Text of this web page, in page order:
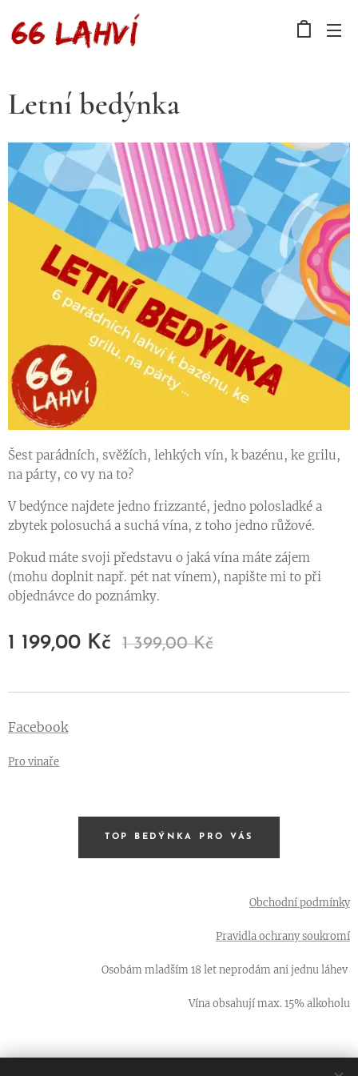
Letní bedýnka
Šest parádních, svěžích, lehkých vín, k bazénu, ke grilu,
na párty, co vy na to?
V bedýnce najdete jedno frizzanté, jedno polosladké a
zbytek polosuchá a suchá vína, z toho jedno růžové.
Pokud máte svoji představu o jaká vína máte zájem
(mohu doplnit např. pét nat vínem), napište mi to při
objednávce do poznámky.
1 199,00 Kč 1 399,00Kč
Facebook
Pro vinaře
TOP BEDÝNKA PRO VÁS
Obchodní podmínky
Pravidla ochrany soukromí
Osobám mladším 18 let neprodám ani jednu láhev
Vína obsahují max. 15% alkoholu